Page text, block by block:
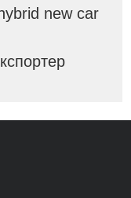
new car